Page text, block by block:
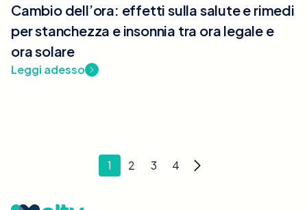
Cambio dell’ora: effetti sulla salute e rimedi
per stanchezza e insonnia tra ora legale e
ora solare
Leggi adesso
1 2 3 4